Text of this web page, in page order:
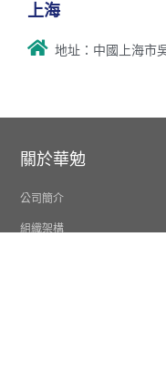
上海
地址：中國上海市
關於華勉
公司簡介
組織架構